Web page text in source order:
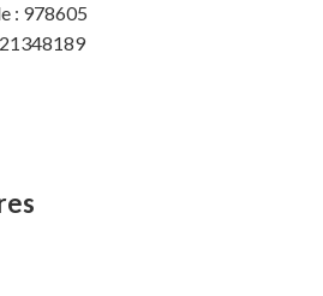
: 978605